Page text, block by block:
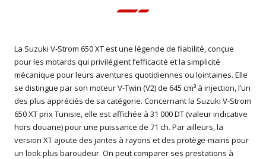
La Suzuki V-Strom 650 XT est une légende de fiabilité, conçue
pour les motards qui privilégient l’efficacité et la simplicité
mécanique pour leurs aventures quotidiennes ou lointaines. Elle
se distingue par son moteur V-Twin (V2) de 645 cm³ à injection, l’un
des plus appréciés de sa catégorie. Concernant la Suzuki V-Strom
650 XT prix Tunisie, elle est affichée à 31 000 DT (valeur indicative
hors douane) pour une puissance de 71 ch. Par ailleurs, la
version XT ajoute des jantes à rayons et des protège-mains pour
un look plus baroudeur. On peut comparer ses prestations à